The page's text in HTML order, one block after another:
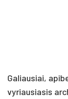
Ga­liau­siai,
vy­riau­sia­sis